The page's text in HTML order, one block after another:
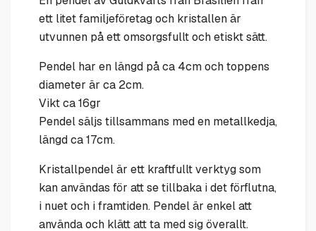
ett litet familjeföretag och kristallen är
utvunnen på ett omsorgsfullt och etiskt sätt.
Pendel har en längd på ca 4cm och toppens
diameter är ca 2cm.
Vikt ca 16gr
Pendel säljs tillsammans med en metallkedja,
längd ca 17cm.
Kristallpendel är ett kraftfullt verktyg som
kan användas för att se tillbaka i det förflutna,
i nuet och i framtiden. Pendel är enkel att
använda och klätt att ta med sig överallt.